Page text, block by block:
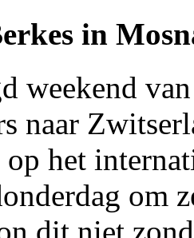
in
weekend
naar
het
om
dit niet